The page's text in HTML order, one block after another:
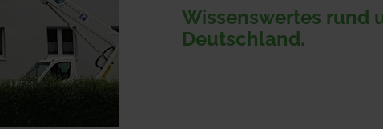
Wissenswertes rund
Deutschland.